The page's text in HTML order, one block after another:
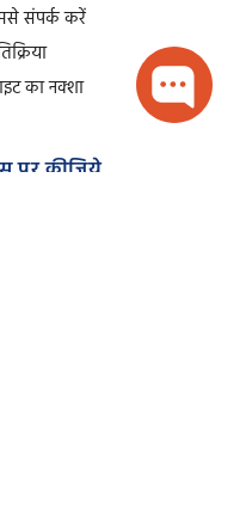
संपर्क करें
का नक्शा
पर कीजिये